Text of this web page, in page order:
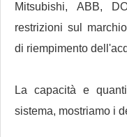
Mitsubishi, ABB,
restrizioni sul
di riempimento
La capacità e
sistema, mostriamo i